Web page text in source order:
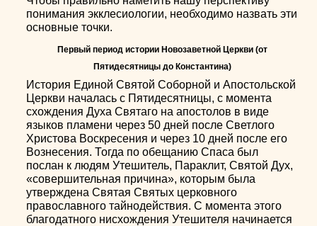
понимания экклесиологии, необходимо назвать эти
основные точки.
Первый период истории Новозаветной Церкви (от
Пятидесятницы до Константина)
История Единой Святой Соборной и Апостольской
Церкви началась с Пятидесятницы, с момента
схождения Духа Святаго на апостолов в виде
языков пламени через 50 дней после Светлого
Христова Воскресения и через 10 дней после его
Вознесения. Тогда по обещанию Спаса был
послан к людям Утешитель, Параклит, Святой Дух,
«совершительная причина», которым была
утверждена Святая Святых церковного
православного тайнодействия. С момента этого
благодатного нисхождения Утешителя начинается